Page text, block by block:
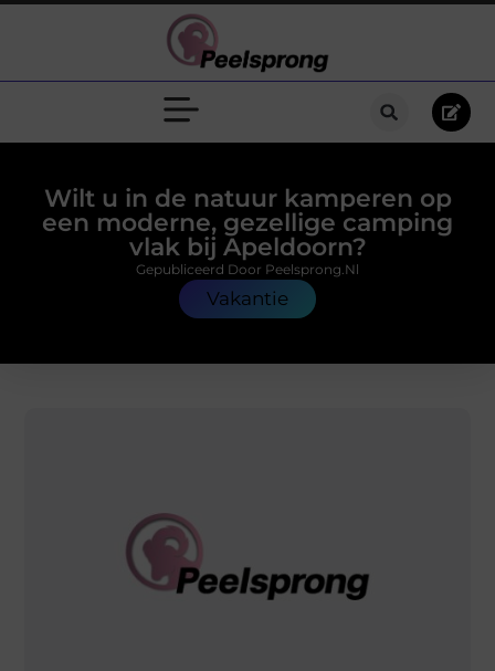
Wilt u in de natuur kamperen op
een moderne, gezellige camping
vlak bij Apeldoorn?
Vakantie
Gepubliceerd Door Peelsprong.nl